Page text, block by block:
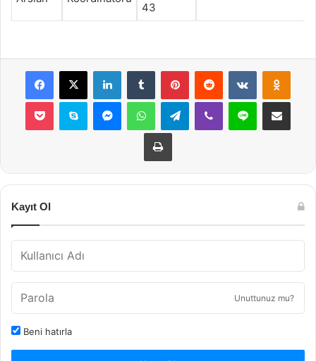
43
Facebook
X LinkedInTumblr PinterestReddit VKontakte
Pocket Skype MessengerWhatsAppTelegramViber Line E-Posta ile
Yazdır
Kayıt Ol
Unuttunuz mu?
Beni hatırla